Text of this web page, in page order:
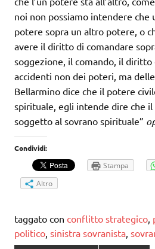
noi non possiamo intendere che
potere sopra un altro potere, o
avere il diritto di comandare
soggezione, il comando, il
accidenti non dei poteri, ma
Bellarmino dice che il potere
spirituale, egli intende dire che il
soggetto al sovrano spirituale”
Condividi:
Stampa
Altro
taggato con conflitto strategico,
politico, sinistra sovranista,